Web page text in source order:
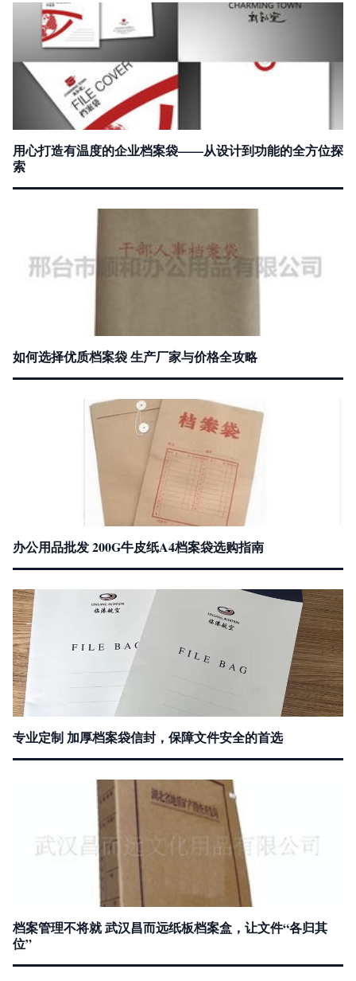
用心打造有温度的企业档案袋——从设计到功能的全方位探
索
如何选择优质档案袋 生产厂家与价格全攻略
办公用品批发 200G牛皮纸A4档案袋选购指南
专业定制 加厚档案袋信封，保障文件安全的首选
档案管理不将就 武汉昌而远纸板档案盒，让文件“各归其
位”